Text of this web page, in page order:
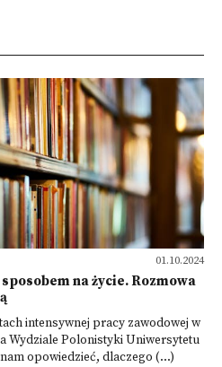
01.10.2024
na życie. Rozmowa
intensywnej pracy zawodowej w
Wydziale Polonistyki Uniwersytetu
opowiedzieć, dlaczego (...)